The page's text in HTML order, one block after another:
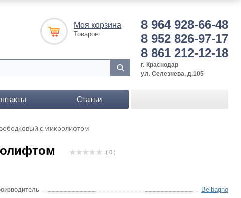
8 964 928-66-48
8 952 826-97-17
8 861 212-12-18
г. Краснодар
ул. Селезнева, д.105
Моя корзина
Товаров:
Статьи
с микролифтом
( 0 )
Belbagno